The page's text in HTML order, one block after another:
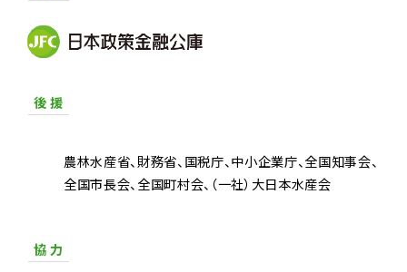
後 援
農林水産省 財務省 国税庁 中小企業庁 全国知事会
全国市長会 全国町村会 （一社）大日本水産会
協 力